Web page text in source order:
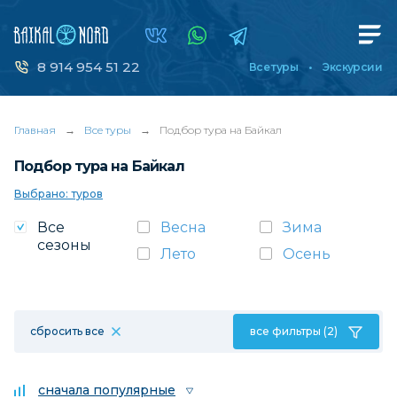
8 914 954 51 22 Все туры Экскурсии
Главная → Все туры → Подбор тура на Байкал
Подбор тура на Байкал
Выбрано: туров
Все
сезоны
Весна
Зима
Лето
Осень
сбросить все все фильтры (2)
сначала популярные